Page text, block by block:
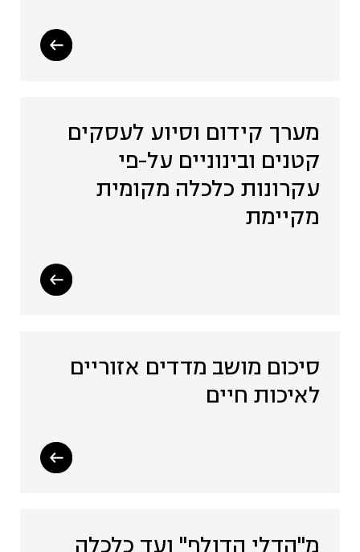
מערך קידום וסיוע לעסקים
קטנים ובינוניים על-פי
עקרונות כלכלה מקומית
מקיימת
סיכום מושב מדדים אזוריים
לאיכות חיים